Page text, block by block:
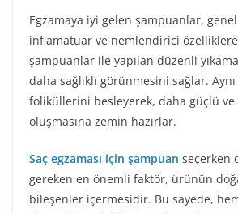
Egzamaya iyi gelen şampuanlar,
inflamatuar ve nemlendirici
şampuanlar ile yapılan düzenli
daha sağlıklı görünmesini sağlar.
foliküllerini besleyerek, daha güçlü ve
oluşmasına zemin hazırlar.
Saç egzaması için şampuan seçerken
gereken en önemli faktör, ürünün
bileşenler içermesidir. Bu sayede,